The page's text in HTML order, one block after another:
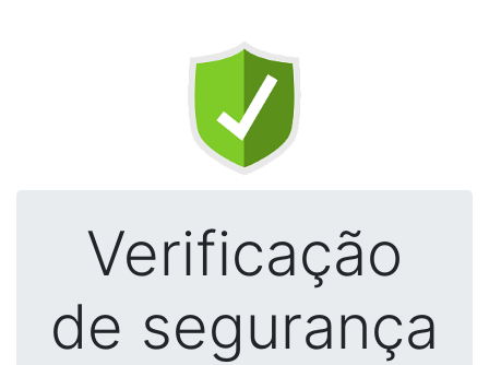
Verificação
de segurança